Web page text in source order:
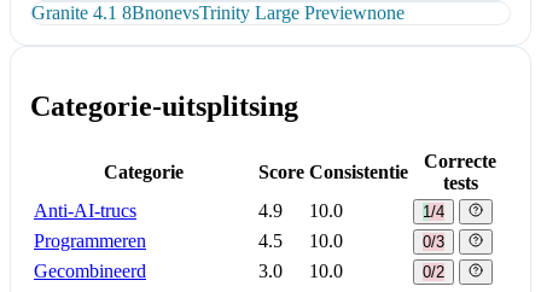
Granite 4.1 8BnonevsTrinity Large Previewnone
Categorie-uitsplitsing
Categorie Score Consistentie
Correcte
tests
Anti-AI-trucs
4.9 10.0 1/4
Programmeren 4.5 10.0 0/3
Gecombineerd 3.0 10.0 0/2